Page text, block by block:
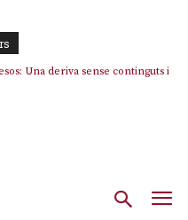
Una deriva sense continguts i